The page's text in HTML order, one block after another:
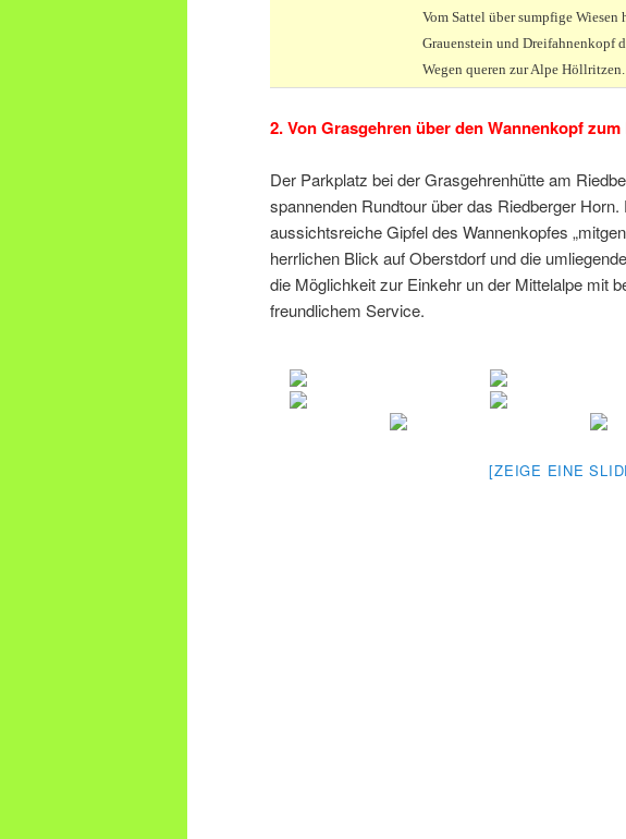
Vom Sattel über sumpfige
Grauenstein und Dreifahnenkopf
Wegen queren zur Alpe Höllritzen.
2. Von Grasgehren über den Wannenkopf
Der Parkplatz bei der Grasgehrenhütte am
spannenden Rundtour über das Riedberger
aussichtsreiche Gipfel des Wannenkopfes
herrlichen Blick auf Oberstdorf und die
die Möglichkeit zur Einkehr un der Mittelalpe mit
freundlichem Service.
[ZEIGE EINE